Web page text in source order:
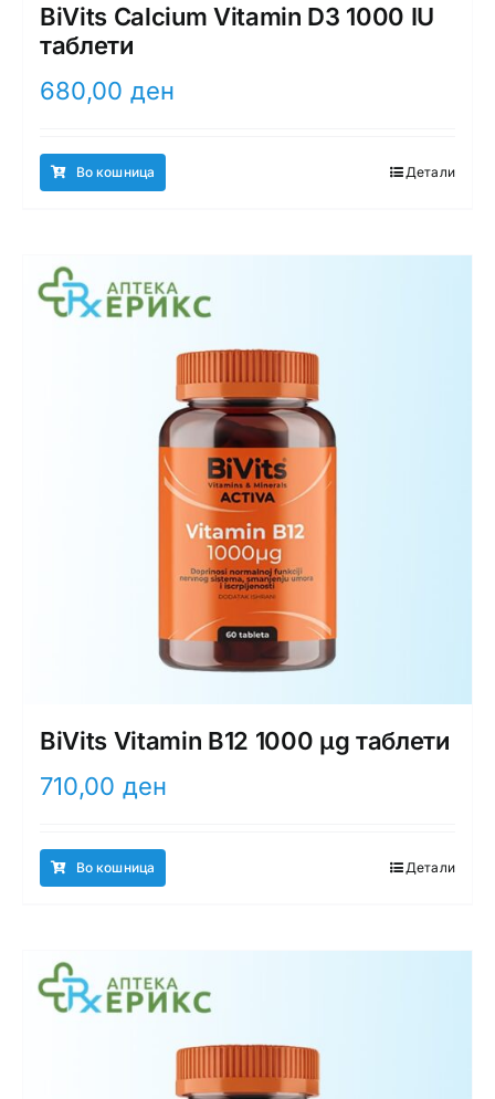
BiVits Calcium Vitamin D3 1000 IU
таблети
680,00 ден
Во кошница Детали
BiVits Vitamin B12 1000 µg таблети
710,00 ден
Во кошница Детали